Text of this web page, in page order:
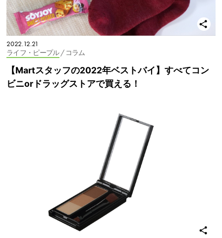
2022.12.21
ライフ・ピープル/ コラム
【Martスタッフの2022年ベストバイ】すべてコン
ビニorドラッグストアで買える！